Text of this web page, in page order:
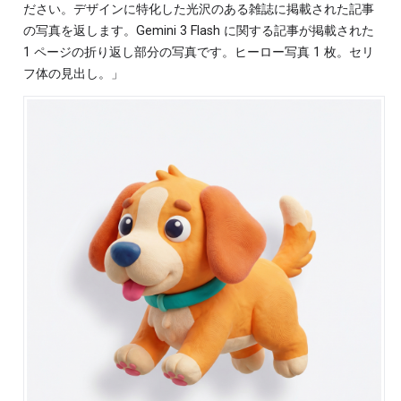
ださい。デザインに特化した光沢のある雑誌に掲載された記事
の写真を返します。Gemini 3 Flash に関する記事が掲載された
1 ページの折り返し部分の写真です。ヒーロー写真 1 枚。セリ
フ体の見出し。」